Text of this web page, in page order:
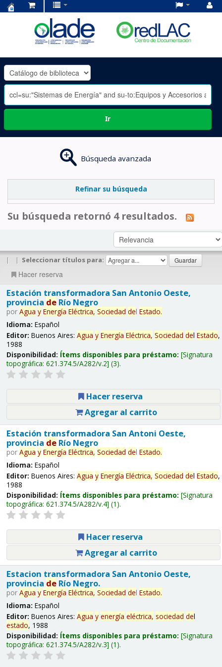
OLADE
-
Ir
Búsqueda avanzada
Refinar su búsqueda
Su búsqueda retornó 4 resultados.
| | Seleccionar títulos para:
Hacer reserva
Estación transformadora San Antonio Oeste,
provincia deRío Negro
por Agua y Energía Eléctrica, Sociedad del Estado.
Idioma: Español
Editor: Buenos Aires: Agua y Energía Eléctrica, Sociedad del Estado,
1988
Disponibilidad: Ítems disponibles para préstamo: Signatura
topográfica: 621.374.5/A282/v.2 (3).
Hacer reserva
Agregar al carrito
Estación transformadora San Antoni Oeste,
provincia deRío Negro
por Agua y Energía Eléctrica, Sociedad del Estado.
Idioma: Español
Editor: Buenos Aires: Agua y Energía Eléctrica, Sociedad del Estado,
1988
Disponibilidad: Ítems disponibles para préstamo: Signatura
topográfica: 621.374.5/A282/v.4 (1).
Hacer reserva
Agregar al carrito
Estacion transformadora San Antonio Oeste,
provincia deRío Negro.
por Agua y Energía Eléctrica, Sociedad del Estado.
Idioma: Español
Editor: Buenos Aires: Agua y energía eléctrica, sociedad del
estado, 1988
Disponibilidad: Ítems disponibles para préstamo: Signatura
topográfica: 621.374.5/A282/v.3 (1).